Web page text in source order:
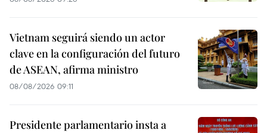
Vietnam seguirá siendo un actor
clave en la configuración del futuro
de ASEAN, afirma ministro
08/08/2026 09:11
Presidente parlamentario insta a